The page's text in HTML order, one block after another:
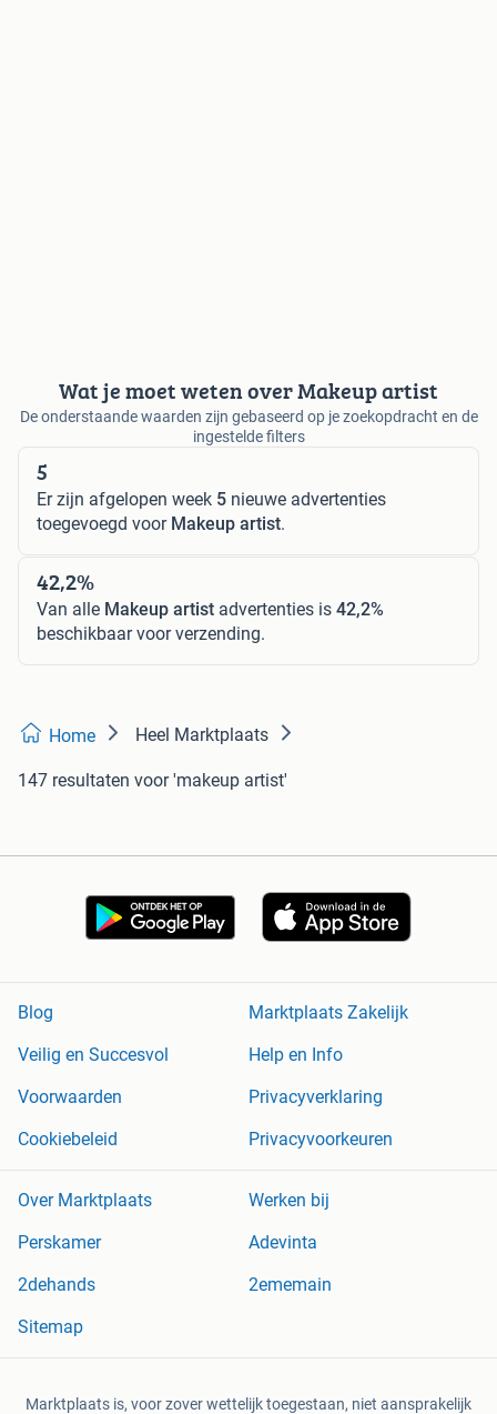
Wat je moet weten over Makeup artist
De onderstaande waarden zijn gebaseerd op je zoekopdracht en de
ingestelde filters
5
Er zijn afgelopen week 5 nieuwe advertenties
toegevoegd voor Makeup artist.
42,2%
Van alle Makeup artist advertenties is 42,2%
beschikbaar voor verzending.
Home Heel Marktplaats
147 resultaten voor 'makeup artist'
Blog
Marktplaats Zakelijk
Veilig en Succesvol
Help en Info
Voorwaarden
Privacyverklaring
Cookiebeleid
Privacyvoorkeuren
Over Marktplaats
Werken bij
Perskamer
Adevinta
2dehands
2ememain
Sitemap
Marktplaats is, voor zover wettelijk toegestaan, niet aansprakelijk